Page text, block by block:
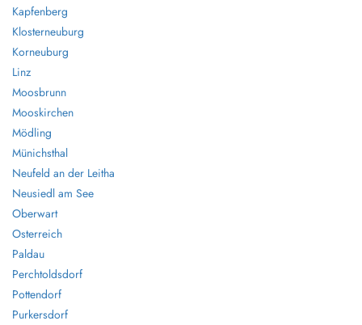
Kapfenberg
Klosterneuburg
Korneuburg
Linz
Moosbrunn
Mooskirchen
Mödling
Münichsthal
Neufeld an der Leitha
Neusiedl am See
Oberwart
Osterreich
Paldau
Perchtoldsdorf
Pottendorf
Purkersdorf